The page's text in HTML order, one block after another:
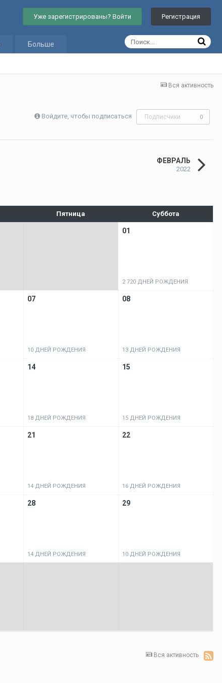
Уже зарегистрированы? Войти Регистрация
Больше
Вся активность
Войдите, чтобы подписаться Подписчики 0
ФЕВРАЛЬ
2022
Пятница Суббота
01
2 720 ДНЕЙ РОЖДЕНИЯ
07
10 ДНЕЙ РОЖДЕНИЯ
08
13 ДНЕЙ РОЖДЕНИЯ
14
18 ДНЕЙ РОЖДЕНИЯ
15
15 ДНЕЙ РОЖДЕНИЯ
21
14 ДНЕЙ РОЖДЕНИЯ
22
16 ДНЕЙ РОЖДЕНИЯ
28
14 ДНЕЙ РОЖДЕНИЯ
29
10 ДНЕЙ РОЖДЕНИЯ
Вся активность